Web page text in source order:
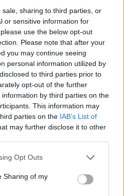
sharing to third parties, or
or sensitive information for
use the below opt-out
Please note that after your
you may continue seeing
personal information utilized by
to third parties prior to
opt-out of the further
by third parties on the
This information may
parties on the IAB’s List of
may further disclose it to other
Opt Outs
Sharing of my
europeu de jiu-jitsu e é vice-
de campeão da sua categoria